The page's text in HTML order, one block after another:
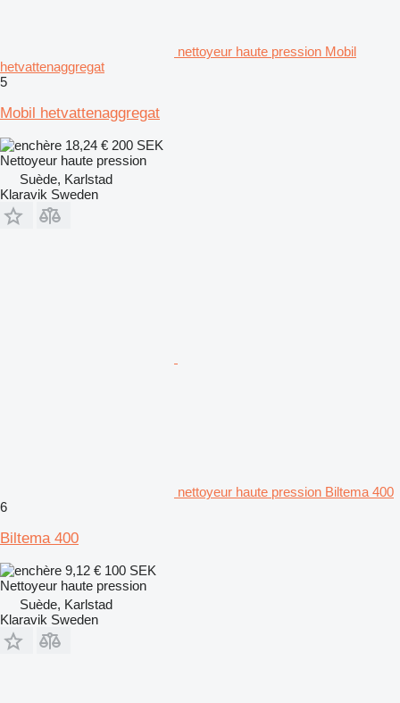
nettoyeur haute pression Mobil
hetvattenaggregat
5
Mobil hetvattenaggregat
18,24 € 200 SEK
Nettoyeur haute pression
Suède, Karlstad
Klaravik Sweden
nettoyeur haute pression Biltema 400
6
Biltema 400
9,12 € 100 SEK
Nettoyeur haute pression
Suède, Karlstad
Klaravik Sweden